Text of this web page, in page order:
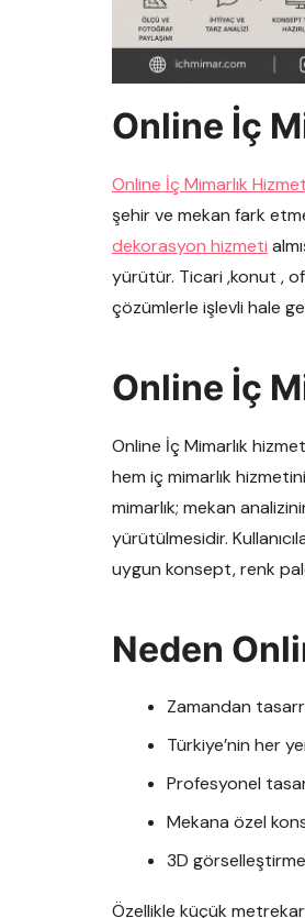
Online İç
Online İç Mimarlık
şehir ve mekan fark
dekorasyon hizmeti
yürütür. Ticari ,konut ,
çözümlerle işlevli hale
Online İç
Online İç Mimarlık
hem iç mimarlık
mimarlık; mekan
yürütülmesidir.
uygun konsept, renk
Neden
Zamandan
Türkiye’nin her
Profesyonel
Mekana özel
3D
Özellikle küçük